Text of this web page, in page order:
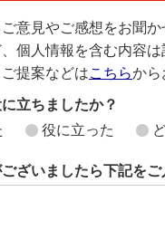
意見やご感想をお聞
個人情報を含む内容は
提案などはこちらから
立ちましたか？
役に立った
ざいましたら下記をご